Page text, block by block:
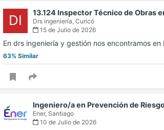
DI 13.124 Inspector Técnico de Obras
Drs ingeniería, Curicó
15 de Julio de 2026
En drs ingeniería y gestión nos encontramos
63% Similar
Ingeniero/a en Prevención de
Ener, Santiago
10 de Julio de 2026